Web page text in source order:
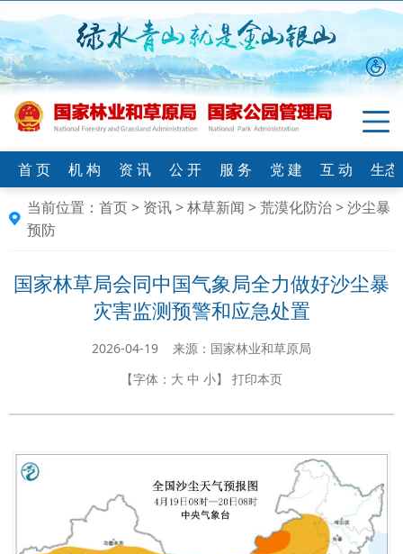
首 页 机 构 资 讯 公 开 服 务 党 建 互 动
生
当前位置： 首页> 资讯>林草新闻 >荒漠化防治>沙尘暴
预防
国家林草局会同中国气象局全力做好沙尘暴
灾害监测预警和应急处置
2026-04-19 来源：国家林业和草原局
【字体： 大 中 小】 打印本页